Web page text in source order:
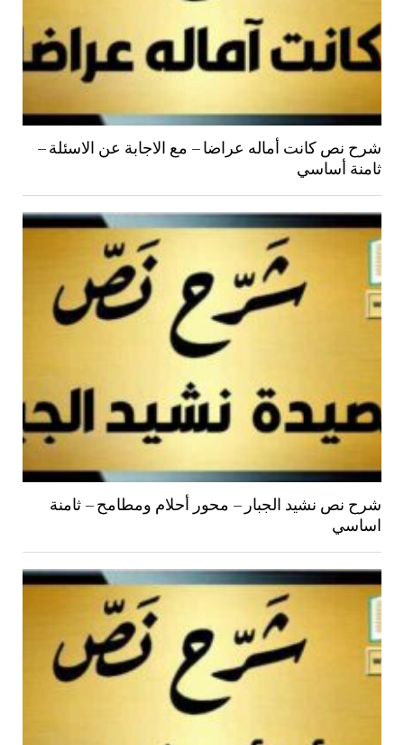
شرح نص كانت أماله عراضا – مع الاجابة عن الاسئلة –
ثامنة أساسي
شرح نص نشيد الجبار – محور أحلام ومطامح – ثامنة
اساسي